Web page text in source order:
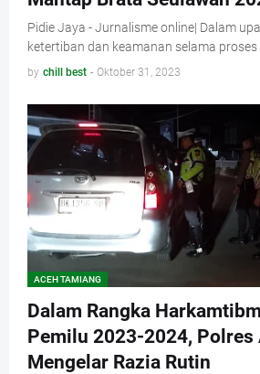
Pidie Jaya - Jurnalisme online| Dalam
ketertiban dan keamanan selama proses
by chill best - Oktober 31, 2023
ACEH TAMIANG
Dalam Rangka
Pemilu 2023-2024, Polres
Mengelar Razia Rutin